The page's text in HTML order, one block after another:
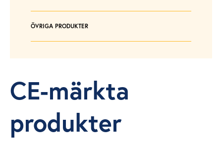
ÖVRIGA PRODUKTER
CE-märkta
produkter